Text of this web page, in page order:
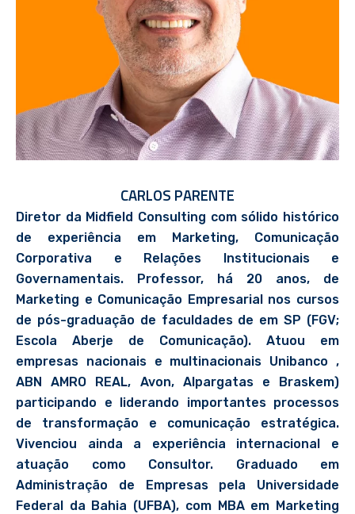
CARLOS PARENTE
Diretor da Midfield Consulting com sólido histórico
de experiência em Marketing, Comunicação
Corporativa e Relações Institucionais e
Governamentais. Professor, há 20 anos, de
Marketing e Comunicação Empresarial nos cursos
de pós-graduação de faculdades de em SP (FGV;
Escola Aberje de Comunicação). Atuou em
empresas nacionais e multinacionais Unibanco ,
ABN AMRO REAL, Avon, Alpargatas e Braskem)
participando e liderando importantes processos
de transformação e comunicação estratégica.
Vivenciou ainda a experiência internacional e
atuação como Consultor. Graduado em
Administração de Empresas pela Universidade
Federal da Bahia (UFBA), com MBA em Marketing